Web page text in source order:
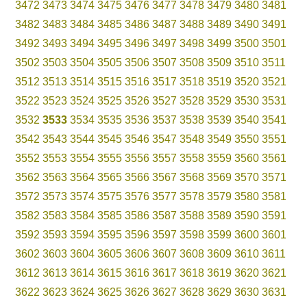
3472 3473 3474 3475 3476 3477 3478 3479 3480 3481
3482 3483 3484 3485 3486 3487 3488 3489 3490 3491
3492 3493 3494 3495 3496 3497 3498 3499 3500 3501
3502 3503 3504 3505 3506 3507 3508 3509 3510 3511
3512 3513 3514 3515 3516 3517 3518 3519 3520 3521
3522 3523 3524 3525 3526 3527 3528 3529 3530 3531
3532 3533 3534 3535 3536 3537 3538 3539 3540 3541
3542 3543 3544 3545 3546 3547 3548 3549 3550 3551
3552 3553 3554 3555 3556 3557 3558 3559 3560 3561
3562 3563 3564 3565 3566 3567 3568 3569 3570 3571
3572 3573 3574 3575 3576 3577 3578 3579 3580 3581
3582 3583 3584 3585 3586 3587 3588 3589 3590 3591
3592 3593 3594 3595 3596 3597 3598 3599 3600 3601
3602 3603 3604 3605 3606 3607 3608 3609 3610 3611
3612 3613 3614 3615 3616 3617 3618 3619 3620 3621
3622 3623 3624 3625 3626 3627 3628 3629 3630 3631